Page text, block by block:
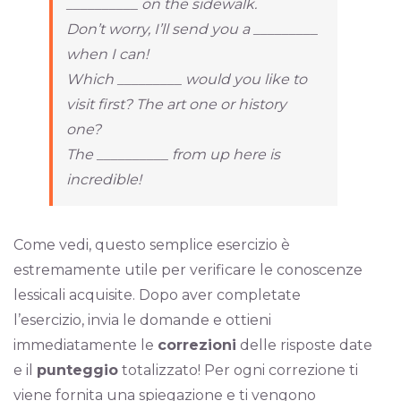
__________ on the sidewalk.
Don’t worry, I’ll send you a _________
when I can!
Which _________ would you like to
visit first? The art one or history
one?
The __________ from up here is
incredible!
Come vedi, questo semplice esercizio è
estremamente utile per verificare le conoscenze
lessicali acquisite. Dopo aver completate
l’esercizio, invia le domande e ottieni
immediatamente le correzioni delle risposte date
e il punteggiototalizzato! Per ogni correzione ti
viene fornita una spiegazione e ti vengono